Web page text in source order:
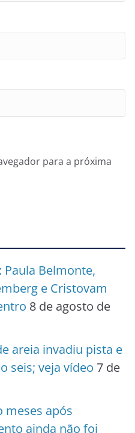
para a próxima
Paula Belmonte,
e Cristovam
8 de agosto de
areia invadiu pista e
seis; veja vídeo 7 de
meses após
ainda não foi